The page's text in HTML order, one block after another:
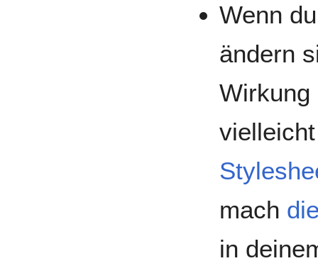
Wenn
ändern
Wirkung
mach
in